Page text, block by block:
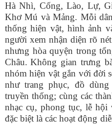
Hà Nhì, Cống, Lào, Lự,
Khơ Mú và Mảng. Mỗi
thống hiện vật, hình ảnh
người xem nhận diện rõ
nhưng hòa quyện trong
Châu. Không gian trưng
nhóm hiện vật gắn với đời
như trang phục, đồ
truyền thống; cùng các
nhạc cụ, phong tục, lễ
đặc biệt là các hoạt động